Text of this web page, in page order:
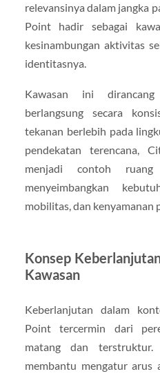
relevansinya dalam jangka
Point hadir sebagai
kesinambungan aktivitas
identitasnya.
Kawasan ini
berlangsung secara
tekanan berlebih pada
pendekatan terencana,
menjadi contoh
menyeimbangkan
mobilitas, dan kenyamanan
Konsep
Kawasan
Keberlanjutan dalam
Point tercermin dari
matang dan
membantu mengatur arus